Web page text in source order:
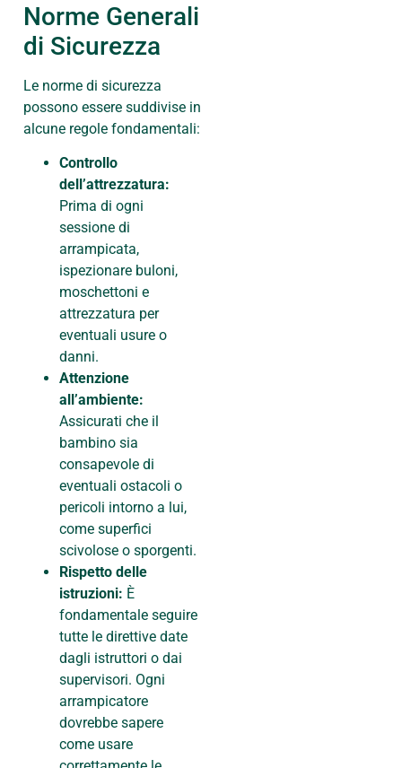
Norme Generali
di Sicurezza
Le norme di sicurezza
possono essere suddivise in
alcune regole fondamentali:
Controllo
dell’attrezzatura:
Prima di ogni
sessione di
arrampicata,
ispezionare buloni,
moschettoni e
attrezzatura per
eventuali usure o
danni.
Attenzione
all’ambiente:
Assicurati che il
bambino sia
consapevole di
eventuali ostacoli o
pericoli intorno a lui,
come superfici
scivolose o sporgenti.
Rispetto delle
istruzioni: È
fondamentale seguire
tutte le direttive date
dagli istruttori o dai
supervisori. Ogni
arrampicatore
dovrebbe sapere
come usare